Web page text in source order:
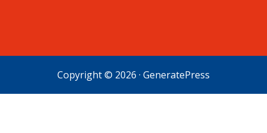
Copyright © 2026 · GeneratePress